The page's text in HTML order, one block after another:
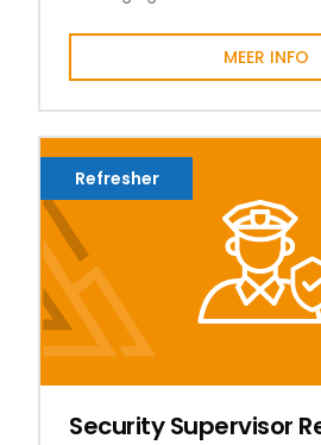
MEER INFO
Refresher
Security Supervisor